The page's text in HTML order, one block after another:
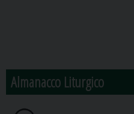
Almanacco Liturgico